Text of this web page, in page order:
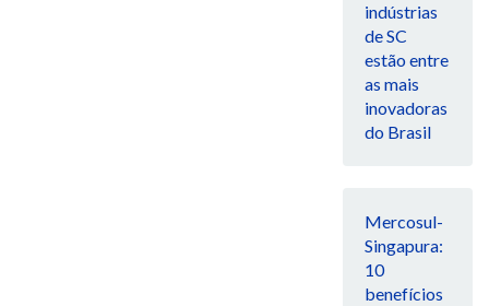
indústrias
de SC
estão entre
as mais
inovadoras
do Brasil
Mercosul-
Singapura:
10
benefícios